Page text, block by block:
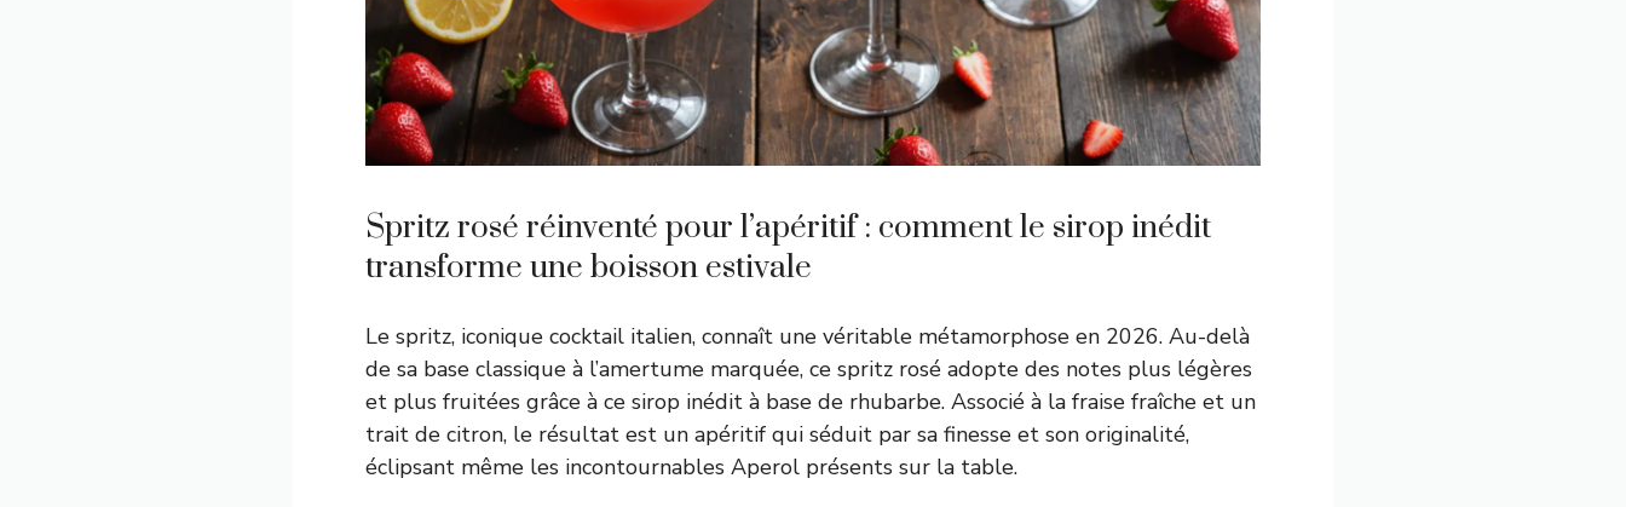
Spritz rosé réinventé pour l’apéritif : comment le sirop inédit
transforme une boisson estivale
Le spritz, iconique cocktail italien, connaît une véritable métamorphose en 2026. Au-delà
de sa base classique à l’amertume marquée, ce spritz rosé adopte des notes plus légères
et plus fruitées grâce à ce sirop inédit à base de rhubarbe. Associé à la fraise fraîche et un
trait de citron, le résultat est un apéritif qui séduit par sa finesse et son originalité,
éclipsant même les incontournables Aperol présents sur la table.